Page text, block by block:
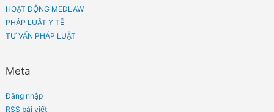
Tháng Mười Một 2022
Tháng Mười 2022
Tháng Chín 2022
Tháng Bảy 2022
Tháng Năm 2022